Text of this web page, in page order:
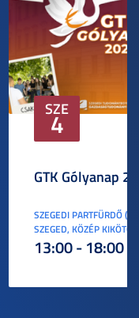
SZE
4
GTK Gólyanap
SZEGEDI PARTFÜRDŐ
SZEGED, KÖZÉP KIKÖTŐ
13:00 - 18:00